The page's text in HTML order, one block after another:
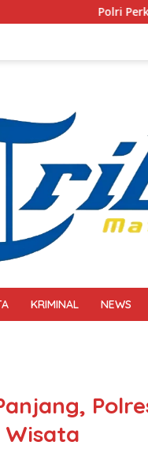
Kapasitas
KRIMINAL NEWS